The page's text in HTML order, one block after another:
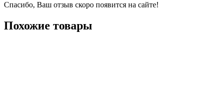
Спасибо, Ваш отзыв скоро появится на сайте!
Похожие товары